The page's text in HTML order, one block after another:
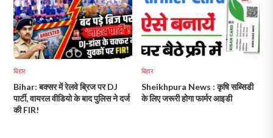
बिहार
Bihar: बक्सर में रेलवे ब्रिज पर DJ
पार्टी, वायरल वीडियो के बाद पुलिस ने दर्ज
की FIR!
बिहार
Sheikhpura News : कृषि सब्सिडी
के लिए जरूरी होगा फार्मर आइडी